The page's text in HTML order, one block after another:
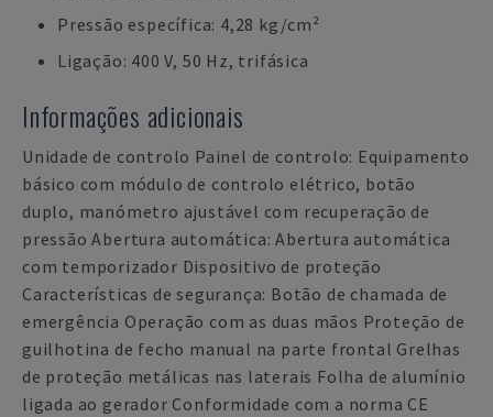
Pressão específica: 4,28 kg/cm²
Ligação: 400 V, 50 Hz, trifásica
Informações adicionais
Unidade de controlo Painel de controlo: Equipamento
básico com módulo de controlo elétrico, botão
duplo, manómetro ajustável com recuperação de
pressão Abertura automática: Abertura automática
com temporizador Dispositivo de proteção
Características de segurança: Botão de chamada de
emergência Operação com as duas mãos Proteção de
guilhotina de fecho manual na parte frontal Grelhas
de proteção metálicas nas laterais Folha de alumínio
ligada ao gerador Conformidade com a norma CE